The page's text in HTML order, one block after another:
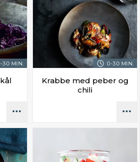
30 MIN. 0-30 MIN.
Krabbe med peber og
chili